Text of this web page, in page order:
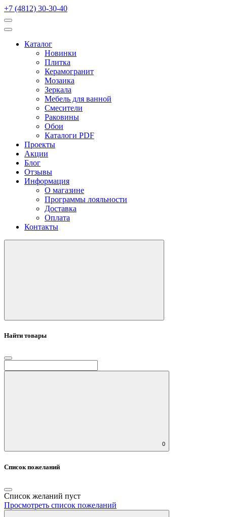
+7 (4812) 30-30-40
Каталог
Новинки
Плитка
Керамогранит
Мозаика
Зеркала
Мебель для ванной
Смесители
Раковины
Обои
Каталоги PDF
Проекты
Акции
Блог
Отзывы
Информация
О магазине
Программы лояльности
Доставка
Оплата
Контакты
Найти товары
0
Список пожеланий
Список желаний пуст
Просмотреть список пожеланий